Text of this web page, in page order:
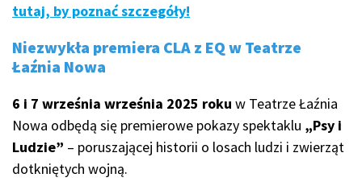
tutaj, by poznać szczegóły!
Niezwykła premiera CLA z EQ w Teatrze
Łaźnia Nowa
6 i 7 września września 2025 roku w Teatrze Łaźnia
Nowa odbędą się premierowe pokazy spektaklu „Psy i
Ludzie” – poruszającej historii o losach ludzi i zwierząt
dotkniętych wojną.